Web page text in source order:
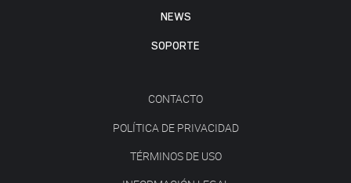
NEWS
SOPORTE
CONTACTO
POLÍTICA DE PRIVACIDAD
TÉRMINOS DE USO